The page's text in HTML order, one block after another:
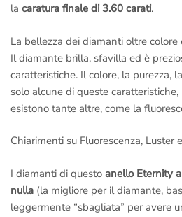
mondo del diamante:vedrai dal vivo
purezza, simmetria, taglio, caratura,
microscopio; una spiegazione
diamanteche ti farà capire tanti
nelle condizioni difare una scelta
obbligato ad acquistare!
Il prezzo di questoAnello Eternity
–18 Certificazioni internazionali
laser, una per ogni diamante,
la caratura finale di 3.60 carati.
La bellezza dei diamanti oltre colore
Il diamante brilla, sfavilla ed è
caratteristiche. Il colore, la purezza,
solo alcune di queste
esistono tante altre, come la
Chiarimenti su Fluorescenza, Luster
I diamanti di questo anello Eternity
nulla (la migliore per il diamante,
leggermente “sbagliata” per avere